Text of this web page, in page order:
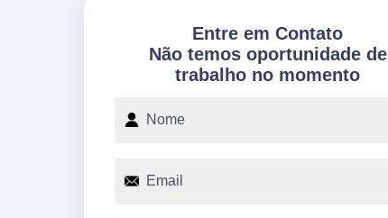
Entre em Contato
Não temos oportunidade de
trabalho no momento